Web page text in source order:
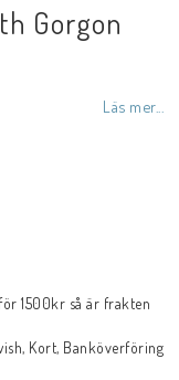
Gorgon
Läs mer...
1500kr så är frakten
Kort, Banköverföring